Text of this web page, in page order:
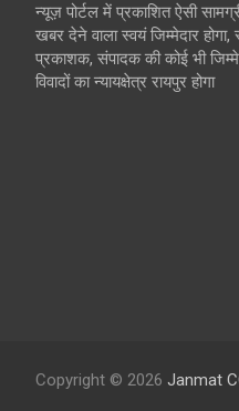
न्यूज़ पोर्टल में प्रकाशित ऐसी
खबर देने वाला स्वयं जिम्मेदार होगा,
प्रकाशक, संपादक की कोई भी
विवादों का न्यायक्षेत्र रायपुर होगा
Copyright © 2026 Janmat